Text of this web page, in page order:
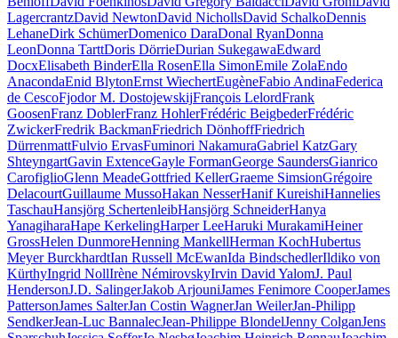
LagercrantzDavid NewtonDavid NichollsDavid SchalkoDennis
LehaneDirk SchümerDomenico DaraDonal RyanDonna
LeonDonna TarttDoris DörrieDurian SukegawaEdward
DocxElisabeth BinderElla RosenElla SimonEmile ZolaEndo
AnacondaEnid BlytonErnst WiechertEugèneFabio AndinaFederica
de CescoFjodor M. DostojewskijFrançois LelordFrank
GoosenFranz DoblerFranz HohlerFrédéric BeigbederFrédéric
ZwickerFredrik BackmanFriedrich DönhoffFriedrich
DürrenmattFulvio ErvasFuminori NakamuraGabriel KatzGary
ShteyngartGavin ExtenceGayle FormanGeorge SaundersGianrico
CarofiglioGlenn MeadeGottfried KellerGraeme SimsionGrégoire
DelacourtGuillaume MussoHakan NesserHanif KureishiHannelies
TaschauHansjörg SchertenleibHansjörg SchneiderHanya
YanagiharaHape KerkelingHarper LeeHaruki MurakamiHeiner
GrossHelen DunmoreHenning MankellHerman KochHubertus
Meyer BurckhardtIan Russell McEwanIda BindschedlerIldiko von
KürthyIngrid NollIrène NémirovskyIrvin David YalomJ. Paul
HendersonJ.D. SalingerJakob ArjouniJames Fenimore CooperJames
PattersonJames SalterJan Costin WagnerJan WeilerJan-Philipp
SendkerJean-Luc BannalecJean-Philippe BlondelJenny ColganJens